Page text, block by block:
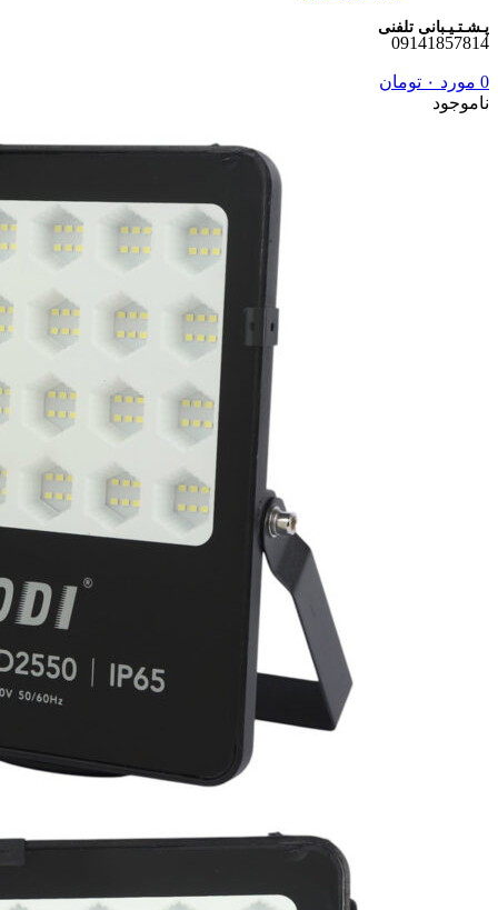
پـشـتـیـبانی تلفنی
09141857814
0 مورد ۰ تومان
ناموجود